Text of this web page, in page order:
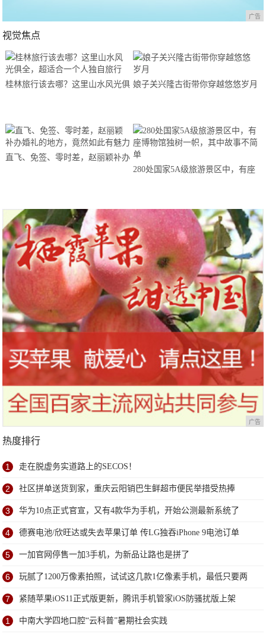
广告
视觉焦点
桂林旅行该去哪？这里山水风光俱 娘子关兴隆古街带你穿越悠悠岁月
直飞、免签、零时差，赵丽颖补办
280处国家5A级旅游景区中，有座
广告
热度排行
1 走在脱虚务实道路上的SECOS！
2 社区拼单送货到家，重庆云阳销巴生鲜超市便民举措受热捧
3 华为10点正式官宣，又有4款华为手机，开始公测最新系统了
4 德赛电池/欣旺达或失去苹果订单 传LG独吞iPhone 9电池订单
5 一加官网停售一加3手机，为新品让路也是拼了
6 玩腻了1200万像素拍照，试试这几款1亿像素手机，最低只要两
千多
7 紧随苹果iOS11正式版更新，腾讯手机管家iOS防骚扰版上架
1 中南大学四地口腔“云科普”暑期社会实践